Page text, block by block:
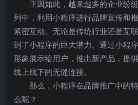
正因如此，越来越多的企业纷
列中，利用小程序进行品牌宣传和
紧密互动。无论是传统行业还是互
到了小程序的巨大潜力。通过小程
形象展示给用户，推出新产品，提
线上线下的无缝连接。
那么，小程序在品牌推广中的
么呢？